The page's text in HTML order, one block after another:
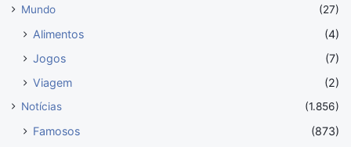
Mundo
(27)
Alimentos
(4)
Jogos
(7)
Viagem
(2)
Notícias (1.856)
Famosos
(873)